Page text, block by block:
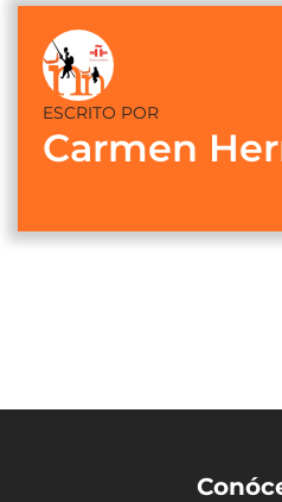
ESCRITO POR
Carmen